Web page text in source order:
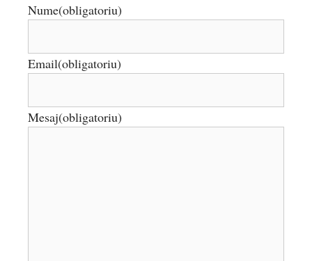
Nume(obligatoriu)
Email(obligatoriu)
Mesaj(obligatoriu)